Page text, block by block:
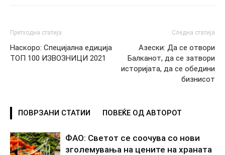
Претходна статија
Наскоро: Специјална едиција
ТОП 100 ИЗВОЗНИЦИ 2021
Следна статија
Азески: Да се отвори
Балканот, да се затвори
историјата, да се обедини
бизнисот
ПОВРЗАНИ СТАТИИ ПОВЕЌЕ ОД АВТОРОТ
ФАО: Светот се соочува со нови
зголемувања на цените на храната